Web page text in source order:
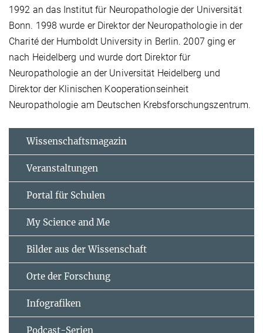
1992 an das Institut für Neuropathologie der Universität
Bonn. 1998 wurde er Direktor der Neuropathologie in der
Charité der Humboldt University in Berlin. 2007 ging er
nach Heidelberg und wurde dort Direktor für
Neuropathologie an der Universität Heidelberg und
Direktor der Klinischen Kooperationseinheit
Neuropathologie am Deutschen Krebsforschungszentrum.
Wissenschaftsmagazin
Veranstaltungen
Portal für Schulen
My Science and Me
Bilder aus der Wissenschaft
Orte der Forschung
Infografiken
Podcast-Serien